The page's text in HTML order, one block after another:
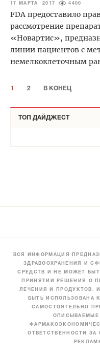
17 МАРТА 2017 4400
FDA предоставило
рассмотрение
«Новартис»,
линии пациентов с
немелкоклеточным
1 2 В КОНЕЦ
ТОП ДАЙДЖЕСТ
ВСЯ ИНФОРМАЦИЯ
ЗДРАВООХРАНЕНИЯ И
СРЕДСТВ И НЕ МОЖЕТ
ПРИНЯТИИ РЕШЕНИЯ О
ЛЕЧЕНИЯ И ПРОДУКТОВ.
БЫТЬ ИСПОЛЬЗОВАНА
САМОСТОЯТЕЛЬНО
ОПИСЫВАЕМЫЕ
ОТВЕТСТВЕННОСТИ ЗА